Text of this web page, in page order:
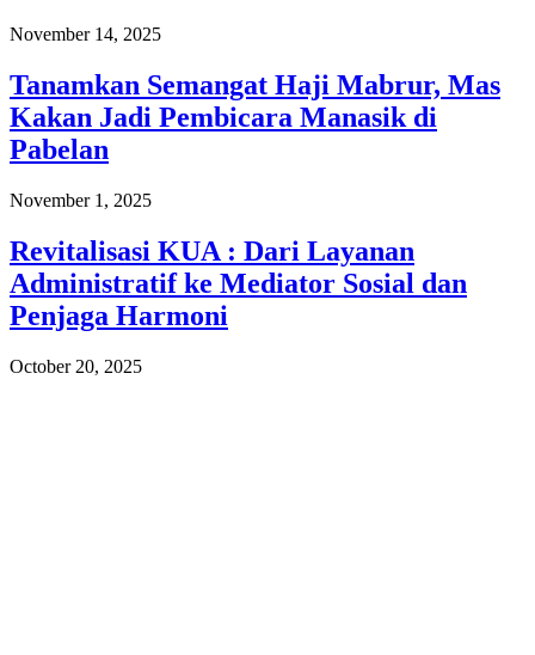
November 14, 2025
Tanamkan Semangat Haji Mabrur, Mas
Kakan Jadi Pembicara Manasik di
Pabelan
November 1, 2025
Revitalisasi KUA : Dari Layanan
Administratif ke Mediator Sosial dan
Penjaga Harmoni
October 20, 2025